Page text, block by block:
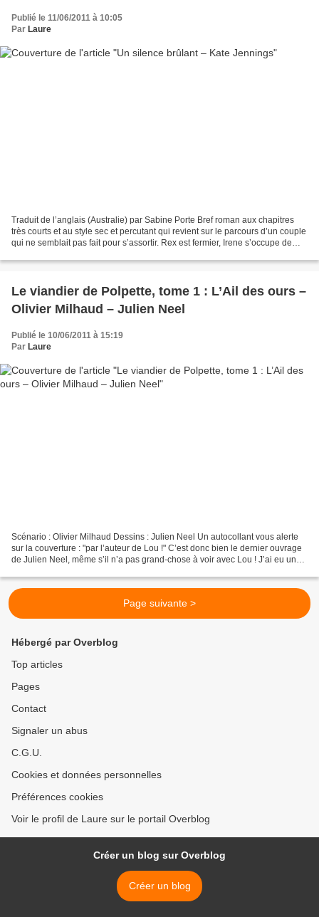
Publié le 11/06/2011 à 10:05
Par Laure
Traduit de l’anglais (Australie) par Sabine Porte Bref roman aux chapitres
très courts et au style sec et percutant qui revient sur le parcours d’un couple
qui ne semblait pas fait pour s’assortir. Rex est fermier, Irene s’occupe de
Le viandier de Polpette, tome 1 : L’Ail des ours –
Olivier Milhaud – Julien Neel
Publié le 10/06/2011 à 15:19
Par Laure
Scénario : Olivier Milhaud Dessins : Julien Neel Un autocollant vous alerte
sur la couverture : "par l’auteur de Lou !" C’est donc bien le dernier ouvrage
de Julien Neel, même s’il n’a pas grand-chose à voir avec Lou ! J’ai eu un
Page suivante >
Hébergé par Overblog
Top articles
Pages
Contact
Signaler un abus
C.G.U.
Cookies et données personnelles
Préférences cookies
Voir le profil de Laure sur le portail Overblog
Créer un blog sur Overblog
Créer un blog